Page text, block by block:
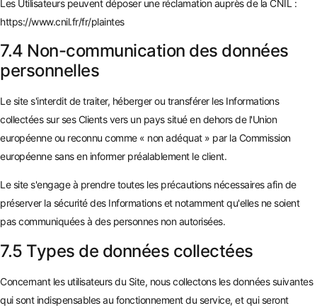
Les Utilisateurs peuvent déposer une réclamation auprès de la CNIL :
https://www.cnil.fr/fr/plaintes
7.4 Non-communication des données
personnelles
Le site s'interdit de traiter, héberger ou transférer les Informations
collectées sur ses Clients vers un pays situé en dehors de l'Union
européenne ou reconnu comme « non adéquat » par la Commission
européenne sans en informer préalablement le client.
Le site s'engage à prendre toutes les précautions nécessaires afin de
préserver la sécurité des Informations et notamment qu'elles ne soient
pas communiquées à des personnes non autorisées.
7.5 Types de données collectées
Concernant les utilisateurs du Site, nous collectons les données suivantes
qui sont indispensables au fonctionnement du service, et qui seront